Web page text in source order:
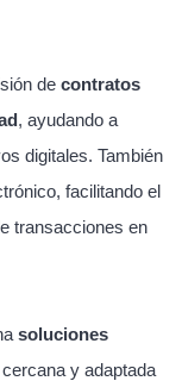
de contratos
, ayudando a
digitales. También
facilitando el
transacciones en
soluciones
y adaptada